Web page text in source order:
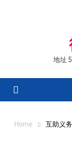
地址
Home 互助义